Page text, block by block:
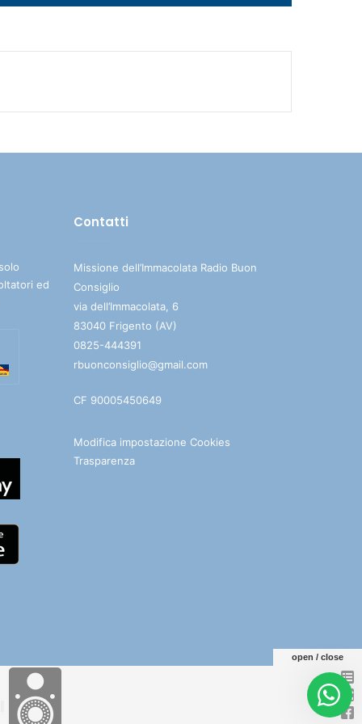
i
ed
Contatti
Missione dell’Immacolata Radio Buon
Consiglio
via dell’Immacolata, 6
83040 Frigento (AV)
0825-444391
rbuonconsiglio@gmail.com
CF 90005450649
Modifica impostazione Cookies
Trasparenza
TelegramWhatsApp
open / close